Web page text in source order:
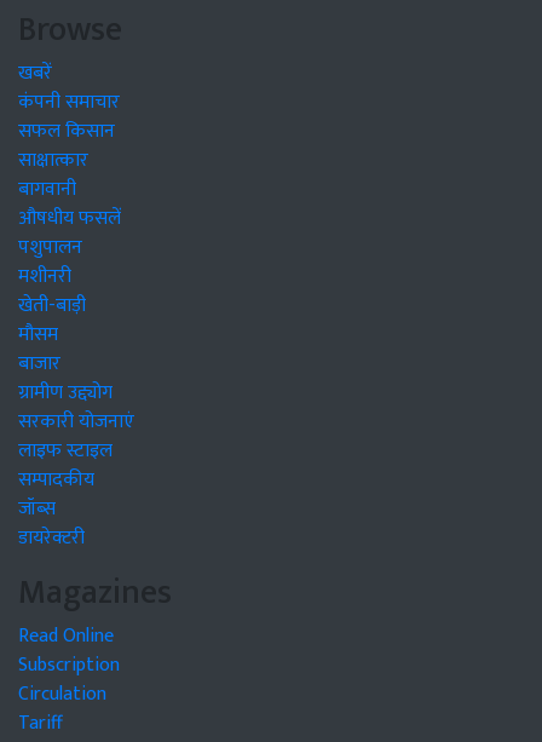
Browse
खबरें
कंपनी समाचार
सफल किसान
साक्षात्कार
बागवानी
औषधीय फसलें
पशुपालन
मशीनरी
खेती-बाड़ी
मौसम
बाजार
ग्रामीण उद्द्योग
सरकारी योजनाएं
लाइफ स्टाइल
सम्पादकीय
जॉब्स
डायरेक्टरी
Magazines
Read Online
Subscription
Circulation
Tariff